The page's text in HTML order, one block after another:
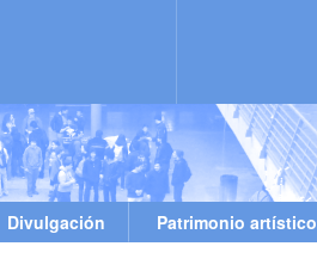
Divulgación Patrimonio artístico